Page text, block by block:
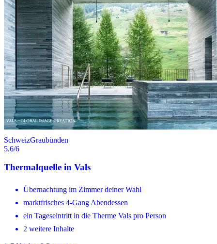
SchweizGraubünden
5.6/6
Thermalquelle in Vals
Übernachtung im Zimmer deiner Wahl
marktfrisches 4-Gang Abendessen
ein Tageseintritt in die Therme Vals pro Person
2 weitere Inhalte